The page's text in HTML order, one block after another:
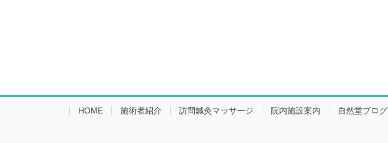
HOME 施術者紹介 訪問鍼灸マッサージ 院内施設案内 自然堂ブログ